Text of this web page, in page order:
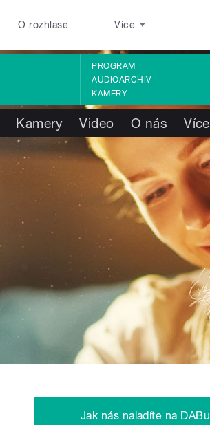
O rozhlase Více
PROGRAM
AUDIOARCHIV
KAMERY
Kamery Video O nás Více
Jak nás naladíte na DABu